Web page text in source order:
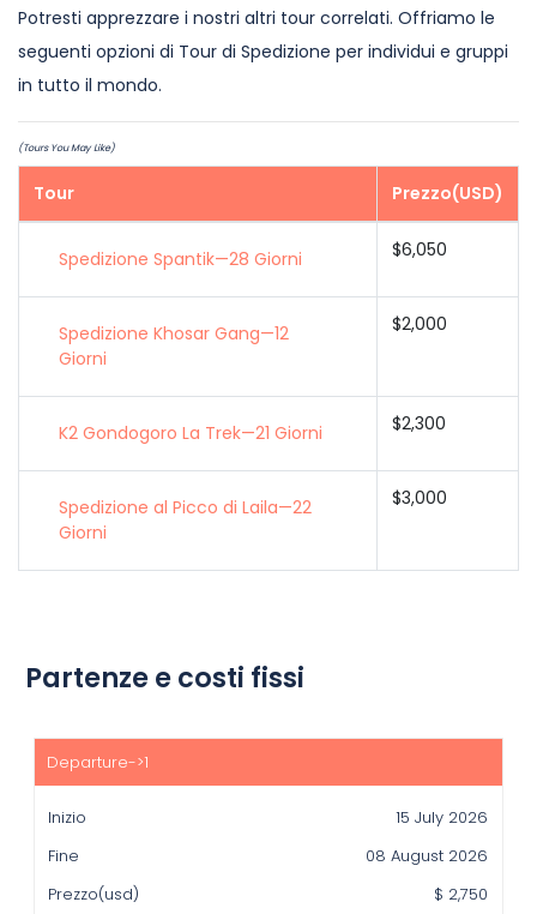
Potresti apprezzare i nostri altri tour correlati. Offriamo le
seguenti opzioni di Tour di Spedizione per individui e gruppi
in tutto il mondo.
(Tours You May Like)
Tour Prezzo(USD)
Spedizione Spantik—28 Giorni $6,050
Spedizione Khosar Gang—12
Giorni
$2,000
K2 Gondogoro La Trek—21 Giorni $2,300
Spedizione al Picco di Laila—22
Giorni
$3,000
Partenze e costi fissi
Inizio
Disponibilità
15 July 2026
08 August 2026
$ 2,750